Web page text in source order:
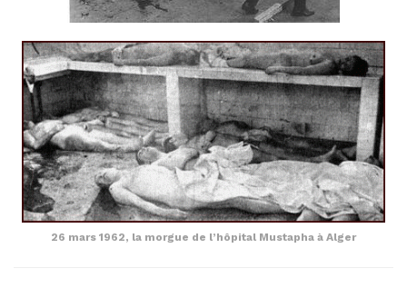
26 mars 1962, la morgue de l’hôpital Mustapha à Alger